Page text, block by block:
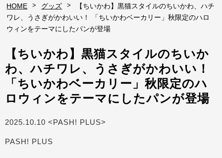
HOME > グッズ >
【ちいかわ】黒猫スタイルのちいかわ、ハチ
ワレ、うさぎがかわいい！ 「ちいかわベーカリー」秋限定のハロ
ウィンをテーマにしたパンが登場
【ちいかわ】黒猫スタイルのちいか
わ、ハチワレ、うさぎがかわいい！
「ちいかわベーカリー」秋限定のハ
ロウィンをテーマにしたパンが登場
2025.10.10 <PASH! PLUS>
PASH! PLUS